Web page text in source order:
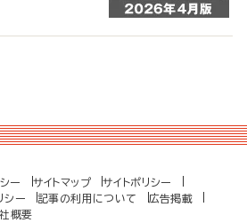
ー サイトマップ
サイトポリシー
シー 記事の利用について
広告掲載
概要